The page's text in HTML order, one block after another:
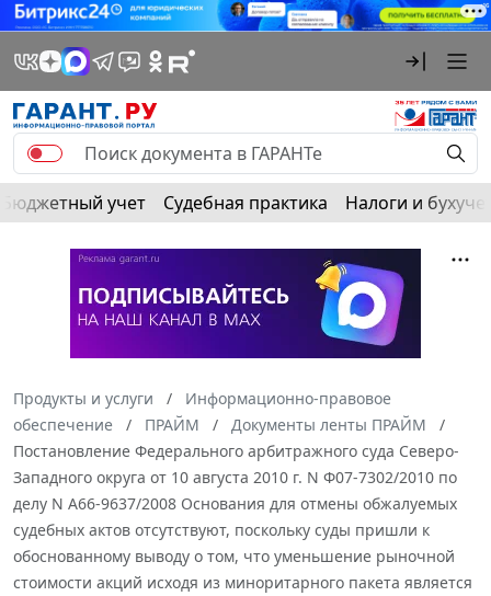
Бюджетный учет Судебная практика Налоги и
Продукты и услуги
Информационно-правовое
обеспечение
ПРАЙМ
Документы ленты ПРАЙМ
Постановление Федерального арбитражного суда Северо-
Западного округа от 10 августа 2010 г. N Ф07-7302/2010 по
делу N А66-9637/2008 Основания для отмены обжалуемых
судебных актов отсутствуют, поскольку суды пришли к
обоснованному выводу о том, что уменьшение рыночной
стоимости акций исходя из миноритарного пакета является